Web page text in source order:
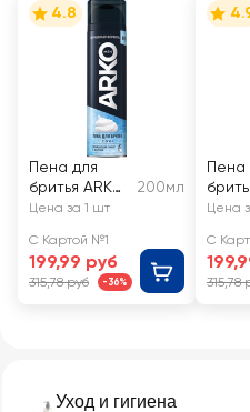
Уход и гигиена
4.8
Пена для
бритья ARKO
Cool
200мл
Цена за 1 шт
С Картой №1
199,99 руб
315,78 руб -36%
Пена
Цена
С
315,78